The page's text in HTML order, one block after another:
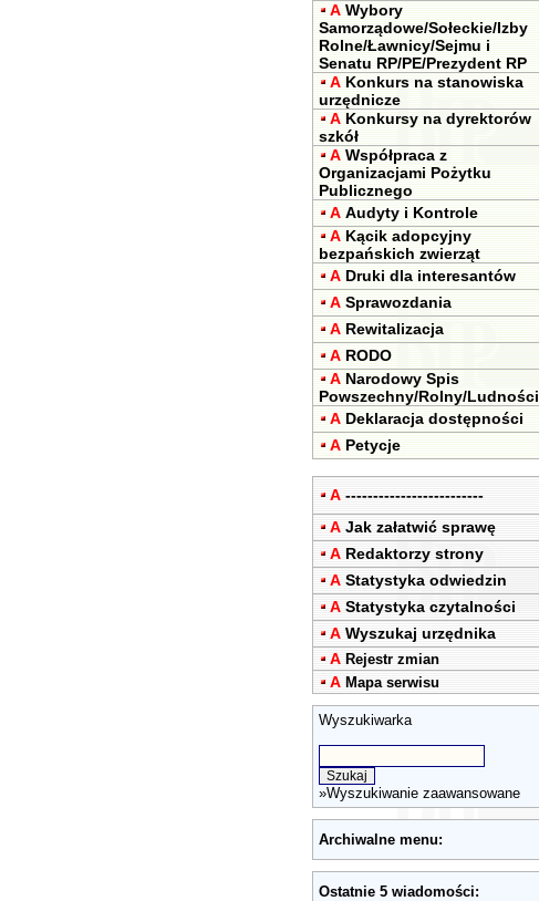
A Wybory
Samorządowe/Sołeckie/Izby
Rolne/Ławnicy/Sejmu i
Senatu RP/PE/Prezydent RP
A Konkurs na stanowiska
urzędnicze
A Konkursy na dyrektorów
szkół
A Współpraca z
Organizacjami Pożytku
Publicznego
A Audyty i Kontrole
A Kącik adopcyjny
bezpańskich zwierząt
A Druki dla interesantów
A Sprawozdania
A Rewitalizacja
A RODO
A Narodowy Spis
Powszechny/Rolny/Ludności
A Deklaracja dostępności
A Petycje
A -------------------------
A Jak załatwić sprawę
A Redaktorzy strony
A Statystyka odwiedzin
A Statystyka czytalności
A Wyszukaj urzędnika
A Rejestr zmian
A Mapa serwisu
Wyszukiwarka
»Wyszukiwanie zaawansowane
Archiwalne menu:
Ostatnie 5 wiadomości: